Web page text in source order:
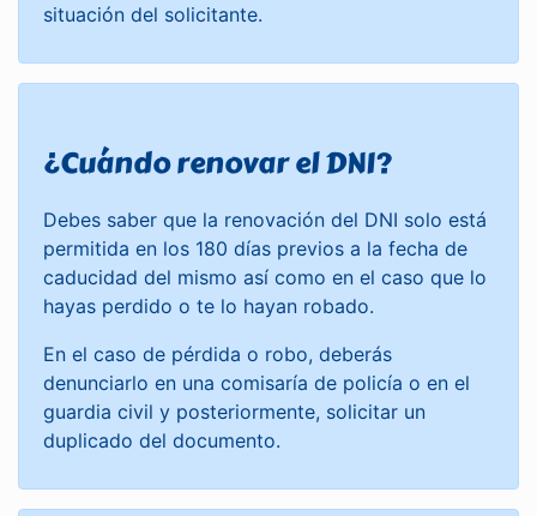
situación del solicitante.
¿Cuándo renovar el DNI?
Debes saber que la renovación del DNI solo está
permitida en los 180 días previos a la fecha de
caducidad del mismo así como en el caso que lo
hayas perdido o te lo hayan robado.
En el caso de pérdida o robo, deberás
denunciarlo en una comisaría de policía o en el
guardia civil y posteriormente, solicitar un
duplicado del documento.